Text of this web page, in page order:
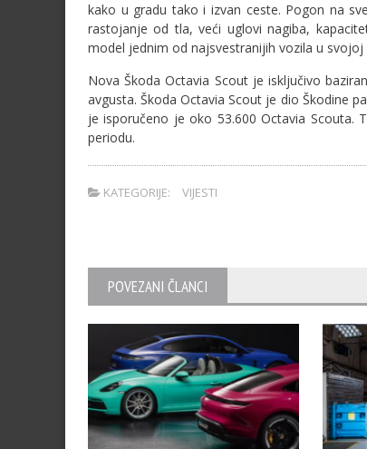
kako u gradu tako i izvan ceste. Pogon na
rastojanje od tla, veći uglovi nagiba,
model jednim od najsvestranijih vozila u svojoj
Nova Škoda Octavia Scout je isključivo
avgusta. Škoda Octavia Scout je dio Škodine
je isporučeno je oko 53.600 Octavia
periodu.
KATEGORIJE: VIJESTI
POVEZANI ČLANCI